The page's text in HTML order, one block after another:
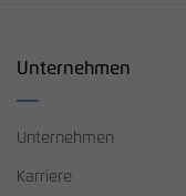
Unternehmen
Unternehmen
Karriere